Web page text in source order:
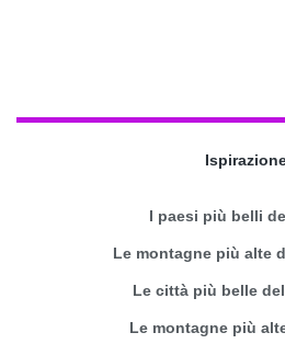
I paesi più belli
Le montagne più alte
Le città più belle
Le montagne più